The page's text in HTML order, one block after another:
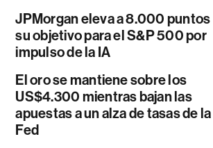
JPMorgan eleva a 8.000 puntos
su objetivo para el S&P 500 por
impulso de la IA
El oro se mantiene sobre los
US$4.300 mientras bajan las
apuestas a un alza de tasas de la
Fed